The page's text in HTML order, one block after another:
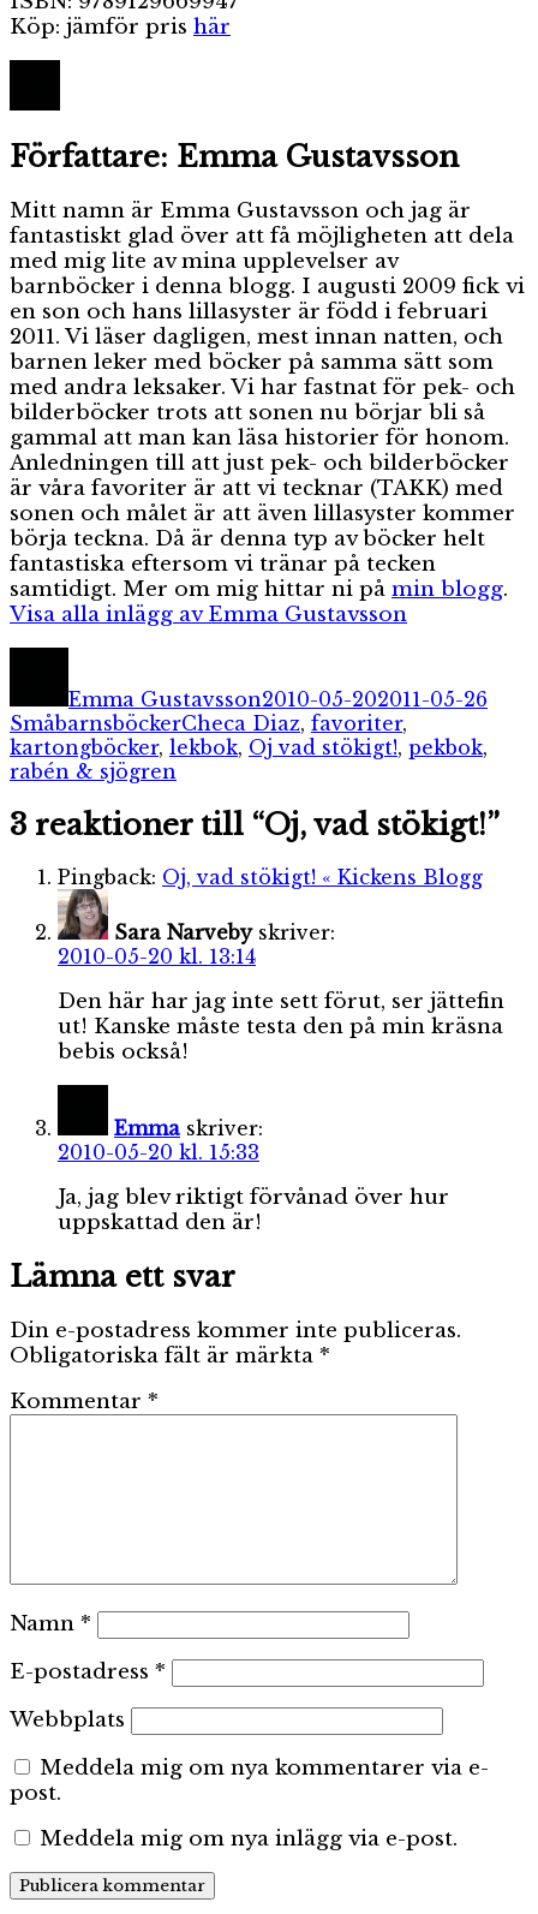
Köp: jämför pris här
Författare: Emma Gustavsson
Mitt namn är Emma Gustavsson och jag är
fantastiskt glad över att få möjligheten att dela
med mig lite av mina upplevelser av
barnböcker i denna blogg. I augusti 2009 fick vi
en son och hans lillasyster är född i februari
2011. Vi läser dagligen, mest innan natten, och
barnen leker med böcker på samma sätt som
med andra leksaker. Vi har fastnat för pek- och
bilderböcker trots att sonen nu börjar bli så
gammal att man kan läsa historier för honom.
Anledningen till att just pek- och bilderböcker
är våra favoriter är att vi tecknar (TAKK) med
sonen och målet är att även lillasyster kommer
börja teckna. Då är denna typ av böcker helt
fantastiska eftersom vi tränar på tecken
samtidigt. Mer om mig hittar ni på min blogg.
Visa alla inlägg av Emma Gustavsson
Emma Gustavsson2010-05-202011-05-26
SmåbarnsböckerEtiketter
Checa Diaz, favoriter,
kartongböcker, lekbok, Oj vad stökigt!, pekbok,
rabén & sjögren
3 reaktioner till “Oj, vad stökigt!”
Pingback: Oj, vad stökigt! « Kickens Blogg
Sara Narveby skriver:
2010-05-20 kl. 13:14
Den här har jag inte sett förut, ser jättefin
ut! Kanske måste testa den på min kräsna
bebis också!
Emma skriver:
2010-05-20 kl. 15:33
Ja, jag blev riktigt förvånad över hur
uppskattad den är!
Lämna ett svar
Din e-postadress kommer inte publiceras.
Obligatoriska fält är märkta *
Kommentar *
Namn *
E-postadress *
Webbplats
Meddela mig om nya kommentarer via e-
post.
Meddela mig om nya inlägg via e-post.